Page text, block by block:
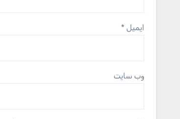
ایمیل *
وب‌ سایت